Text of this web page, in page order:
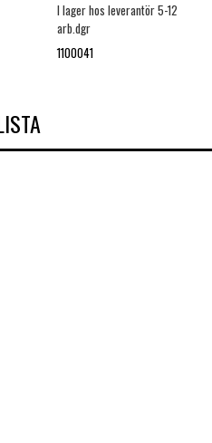
I lager hos leverantör 5-12
arb.dgr
1100041